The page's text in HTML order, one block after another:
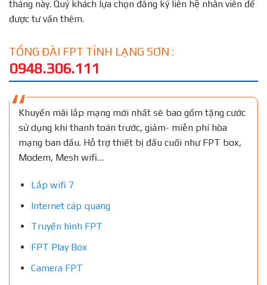
tháng này. Quý khách lựa chọn đăng ký liên hệ nhân viên để
được tư vấn thêm.
TỔNG ĐÀI FPT TỈNH LẠNG SƠN :
0948.306.111
Khuyến mãi lắp mạng mới nhất sẽ bao gồm tặng cước
sử dụng khi thanh toán trước, giảm- miễn phí hòa
mạng ban đầu. Hỗ trợ thiết bị đầu cuối như FPT box,
Modem, Mesh wifi…
Lắp wifi 7
Internet cáp quang
Truyền hình FPT
FPT Play Box
Camera FPT